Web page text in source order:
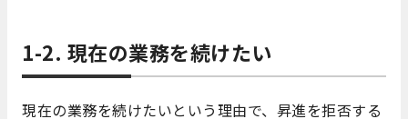
1-2. 現在の業務を続けたい
現在の業務を続けたいという理由で、昇進を拒否する